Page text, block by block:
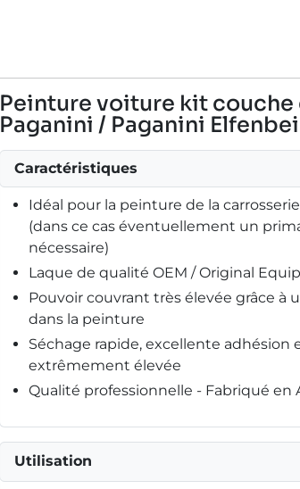
Peinture voiture kit
Paganini / Paganini
Caractéristiques
Idéal pour la peinture de la
(dans ce cas éventuellement un
nécessaire)
Laque de qualité OEM / Original
Pouvoir couvrant très élevée grâce
dans la peinture
Séchage rapide, excellente adhésion
extrêmement élevée
Qualité professionnelle - Fabriqué en
Utilisation